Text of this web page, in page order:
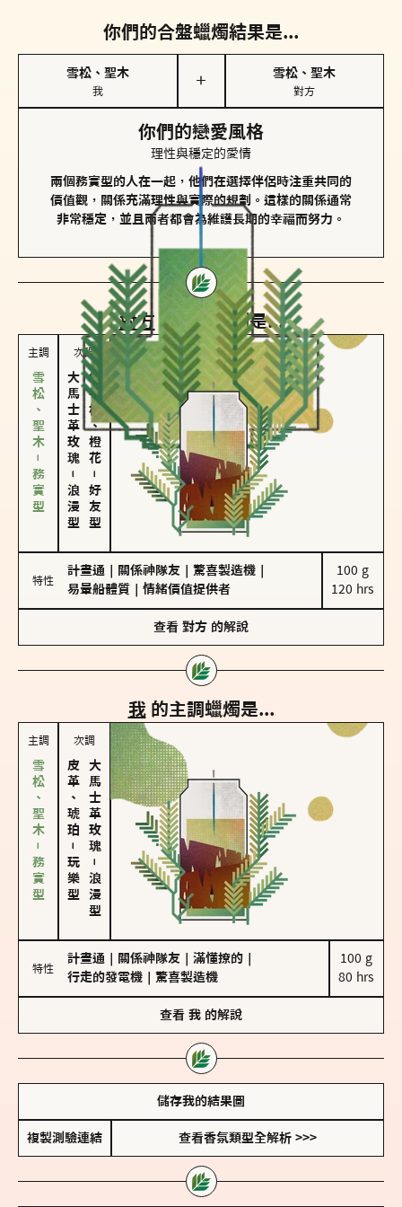
你們的合盤蠟燭結果是...
雪松、聖木
我
＋
雪松、聖木
對方
你們的戀愛風格
理性與穩定的愛情
兩個務實型的人在一起，他們在選擇伴侶時注重共同的
價值觀，關係充滿理性與實際的規劃。這樣的關係通常
非常穩定，並且兩者都會為維護長期的幸福而努力。
對方 的主調蠟燭是...
主調
雪松、聖木－務實型
次調
大馬士革玫瑰
－
浪漫型
佛手柑、橙花
－
好友型
特性
計畫通 關係神隊友 驚喜製造機
易暈船體質
情緒價值提供者
100 g
120 hrs
查看 對方 的解說
我 的主調蠟燭是...
主調
雪松、聖木－務實型
次調
皮革、琥珀
－
玩樂型
大馬士革玫瑰
－
浪漫型
特性
計畫通 關係神隊友 滿懂撩的
行走的發電機
驚喜製造機
100 g
80 hrs
查看 我 的解說
儲存我的結果圖
複製測驗連結 查看香氛類型全解析 >>>